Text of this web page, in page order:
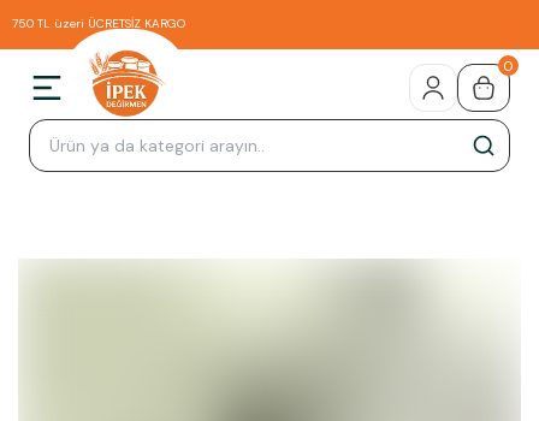
750 TL üzeri ÜCRETSİZ KARGO
0